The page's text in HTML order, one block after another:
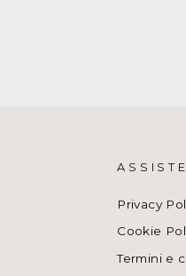
Privacy
Cookie
Termini e